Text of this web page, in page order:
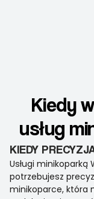
Kiedy
usług
KIEDY
Usługi
potrzebujesz
minikoparce, która